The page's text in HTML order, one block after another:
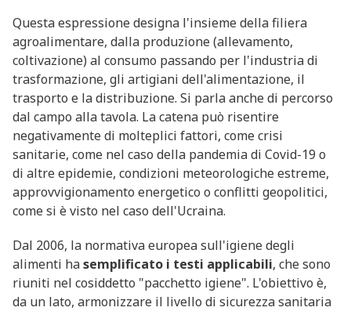
Questa espressione designa l'insieme della filiera
agroalimentare, dalla produzione (allevamento,
coltivazione) al consumo passando per l'industria di
trasformazione, gli artigiani dell'alimentazione, il
trasporto e la distribuzione. Si parla anche di percorso
dal campo alla tavola. La catena può risentire
negativamente di molteplici fattori, come crisi
sanitarie, come nel caso della pandemia di Covid-19 o
di altre epidemie, condizioni meteorologiche estreme,
approvvigionamento energetico o conflitti geopolitici,
come si è visto nel caso dell'Ucraina.
Dal 2006, la normativa europea sull'igiene degli
alimenti hasemplificato i testi applicabili, che sono
riuniti nel cosiddetto "pacchetto igiene". L'obiettivo è,
da un lato, armonizzare il livello di sicurezza sanitaria